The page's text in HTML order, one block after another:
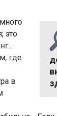
это
где
в